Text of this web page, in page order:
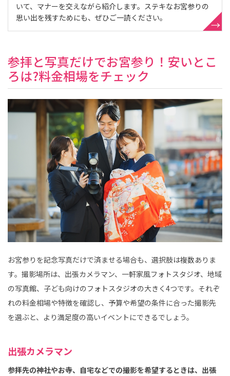
いて、マナーを交えながら紹介します。ステキなお宮参りの
思い出を残すためにも、ぜひご一読ください。
参拝と写真だけでお宮参り！安いとこ
ろは?料金相場をチェック
お宮参りを記念写真だけで済ませる場合も、選択肢は複数ありま
す。撮影場所は、出張カメラマン、一軒家風フォトスタジオ、地域
の写真館、子ども向けのフォトスタジオの大きく4つです。それぞ
れの料金相場や特徴を確認し、予算や希望の条件に合った撮影先
を選ぶと、より満足度の高いイベントにできるでしょう。
出張カメラマン
参拝先の神社やお寺、自宅などでの撮影を希望するときは、出張